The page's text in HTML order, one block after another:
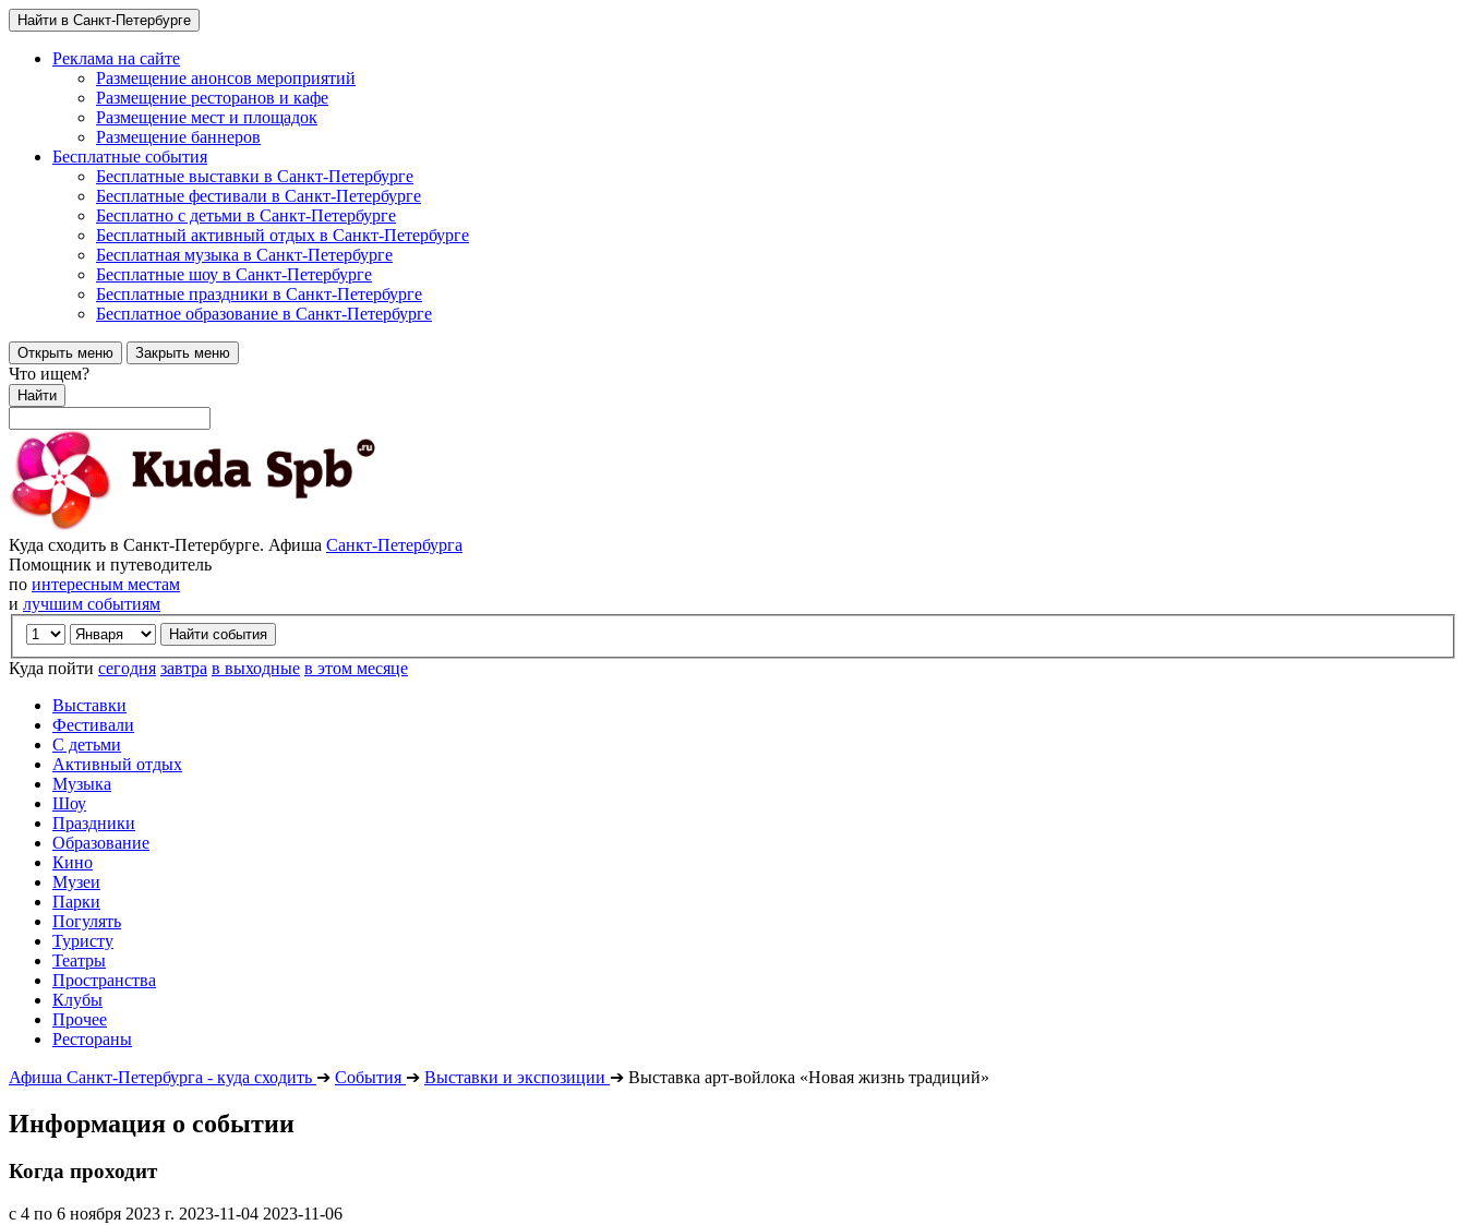
Найти в Санкт-Петербурге
Реклама на сайте
Размещение анонсов мероприятий
Размещение ресторанов и кафе
Размещение мест и площадок
Размещение баннеров
Бесплатные события
Бесплатные выставки в Санкт-Петербурге
Бесплатные фестивали в Санкт-Петербурге
Бесплатно с детьми в Санкт-Петербурге
Бесплатный активный отдых в Санкт-Петербурге
Бесплатная музыка в Санкт-Петербурге
Бесплатные шоу в Санкт-Петербурге
Бесплатные праздники в Санкт-Петербурге
Бесплатное образование в Санкт-Петербурге
Открыть меню Закрыть меню
Что ищем?
Найти
Куда сходить в Санкт-Петербурге. Афиша Санкт-Петербурга
Помощник и путеводитель
по интересным местам
и лучшим событиям
Куда пойти сегодня завтра в выходные в этом месяце
Выставки
Фестивали
С детьми
Активный отдых
Музыка
Шоу
Праздники
Образование
Кино
Музеи
Парки
Погулять
Туристу
Театры
Пространства
Клубы
Прочее
Рестораны
Афиша Санкт-Петербурга - куда сходить ➔ События ➔ Выставки и экспозиции ➔ Выставка арт-войлока «Новая жизнь традиций»
Информация о событии
Когда проходит
с 4 по 6 ноября 2023 г. 2023-11-04 2023-11-06